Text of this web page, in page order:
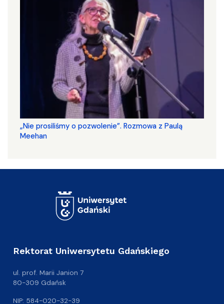
„Nie prosiliśmy o pozwolenie”. Rozmowa z Paulą
Meehan
Rektorat Uniwersytetu Gdańskiego
ul. prof. Marii Janion 7
80-309 Gdańsk
NIP: 584-020-32-39